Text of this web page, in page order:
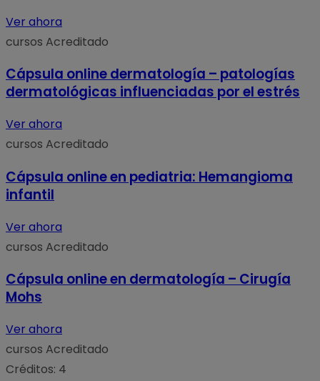
Ver ahora
cursos Acreditado
Cápsula online dermatología – patologías
dermatológicas influenciadas por el estrés
Ver ahora
cursos Acreditado
Cápsula online en pediatria: Hemangioma
infantil
Ver ahora
cursos Acreditado
Cápsula online en dermatología – Cirugía
Mohs
Ver ahora
cursos Acreditado
Créditos: 4